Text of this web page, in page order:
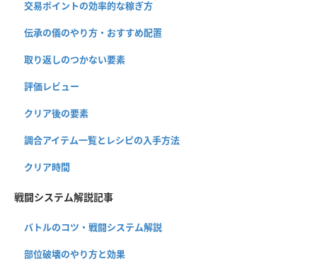
交易ポイントの効率的な稼ぎ方
伝承の儀のやり方・おすすめ配置
取り返しのつかない要素
評価レビュー
クリア後の要素
調合アイテム一覧とレシピの入手方法
クリア時間
戦闘システム解説記事
バトルのコツ・戦闘システム解説
部位破壊のやり方と効果